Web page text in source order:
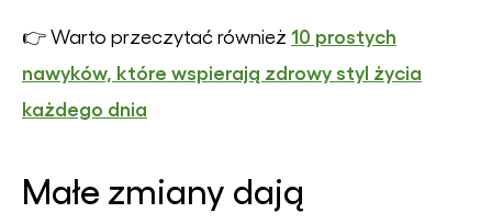
👉 Warto przeczytać również 10 prostych
nawyków, które wspierają zdrowy styl życia
każdego dnia
Małe zmiany dają